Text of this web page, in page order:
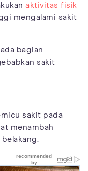
aktivitas fisik
mengalami sakit
bagian
sakit
sakit pada
menambah